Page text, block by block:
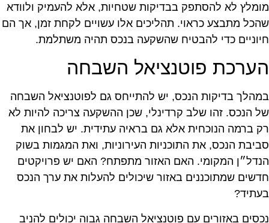
לא להסתפק בבדיקות שטחיות, אלא להעמיק ולוודא
מתבצע כראוי. תהליכים אלו עשויים לקחת זמן, אך הם
כדי להבטיח שהשקעה בנכס תהיה משתלמת.
פוטנציאל השבחה
בדיקות הנכס, יש להתייחס גם לפוטנציאל השבחה
הנכס. זהו שלב קרדינלי, שכן ההשקעה צריכה להיות לא
ברמה הנוכחית אלא גם בראיה עתידית. יש לבחון את
הנכס, את התוכניות העירוניות, ואת המגמות בשוק
המקומי. האם האזור מתפתח? האם יש פרויקטים
שמתוכננים באזור שיכולים להעלות את ערך הנכס
באזורים עם פוטנציאל השבחה גבוה יכולים להניב